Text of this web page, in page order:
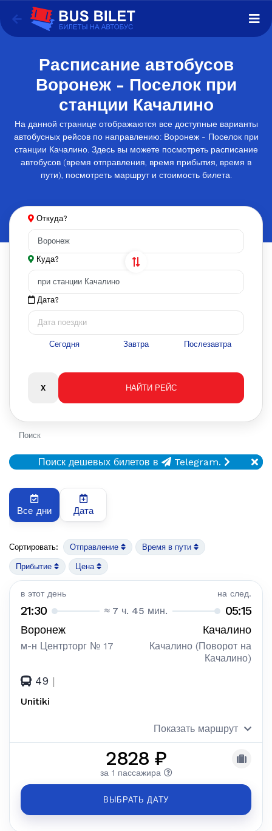
Расписание автобусов
Воронеж - Поселок при
станции Качалино
На данной странице отображаются все доступные варианты
автобусных рейсов по направлению: Воронеж - Поселок при
станции Качалино. Здесь вы можете посмотреть расписание
автобусов (время отправления, время прибытия, время в
пути), посмотреть маршрут и стоимость билета.
Откуда?
Куда?
Дата?
Сегодня Завтра Послезавтра
Поиск
Поиск дешевых билетов в Telegram.
Все дни Дата
Сортировать: Отправление Время в пути
Прибытие Цена
в этот день на след.
21:30 ≈ 7 ч. 45 мин. 05:15
Воронеж Качалино
м-н Центрторг № 17
Качалино (Поворот на
Качалино)
49 |
Unitiki
Показать маршрут
2828 ₽
за 1 пассажира
ВЫБРАТЬ ДАТУ